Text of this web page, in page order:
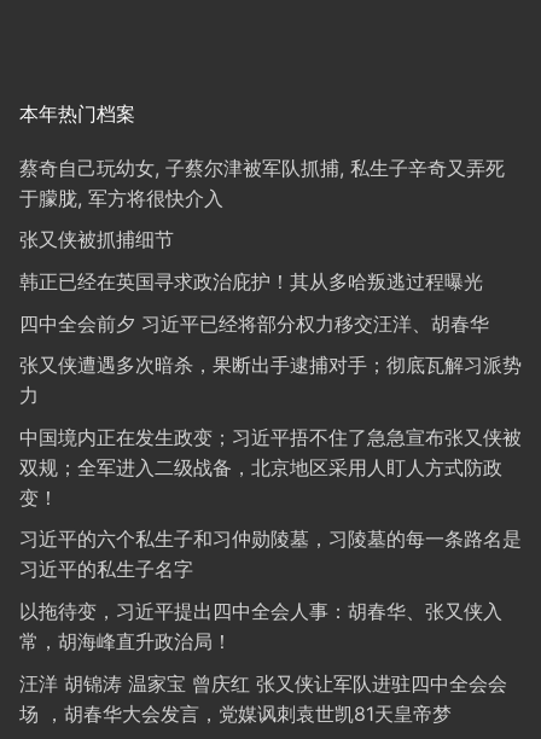
本年热门档案
蔡奇自己玩幼女, 子蔡尔津被军队抓捕, 私生子辛奇又弄死
于朦胧, 军方将很快介入
张又侠被抓捕细节
韩正已经在英国寻求政治庇护！其从多哈叛逃过程曝光
四中全会前夕 习近平已经将部分权力移交汪洋、胡春华
张又侠遭遇多次暗杀，果断出手逮捕对手；彻底瓦解习派势
力
中国境内正在发生政变；习近平捂不住了急急宣布张又侠被
双规；全军进入二级战备，北京地区采用人盯人方式防政
变！
习近平的六个私生子和习仲勋陵墓，习陵墓的每一条路名是
习近平的私生子名字
以拖待变，习近平提出四中全会人事：胡春华、张又侠入
常，胡海峰直升政治局！
汪洋 胡锦涛 温家宝 曾庆红 张又侠让军队进驻四中全会会
场 ，胡春华大会发言，党媒讽刺袁世凯81天皇帝梦